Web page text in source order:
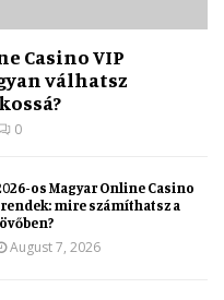
Casino VIP
válhatsz
0
os Magyar Online Casino
mire számíthatsz a
August 7, 2026